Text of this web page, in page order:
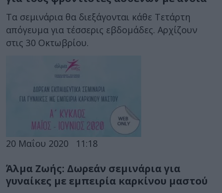
Τα σεμινάρια θα διεξάγονται κάθε Τετάρτη
απόγευμα για τέσσερις εβδομάδες. Αρχίζουν
στις 30 Οκτωβρίου.
20 Μαΐου 2020 11:18
Άλμα Ζωής: Δωρεάν σεμινάρια για
γυναίκες με εμπειρία καρκίνου μαστού